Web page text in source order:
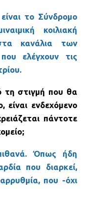
το Σύνδρομο
κοιλιακή
κανάλια των
ελέγχουν τις
τη στιγμή που θα
ενδεχόμενο
πάντοτε
Όπως ήδη
που διαρκεί,
που -όχι